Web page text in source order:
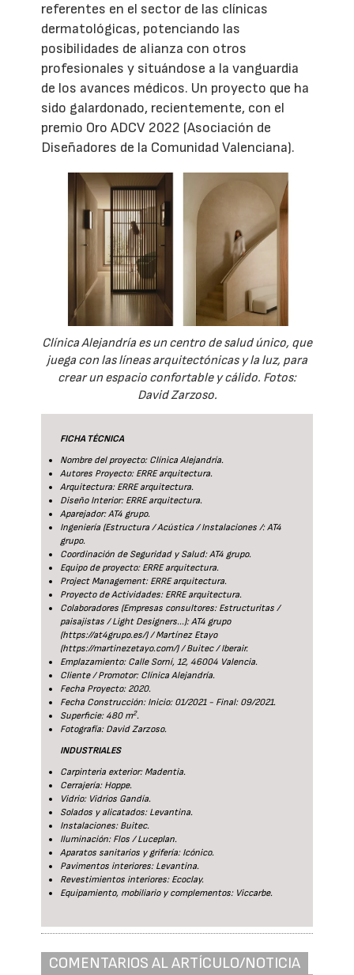
referentes en el sector de las clínicas
dermatológicas, potenciando las
posibilidades de alianza con otros
profesionales y situándose a la vanguardia
de los avances médicos. Un proyecto que ha
sido galardonado, recientemente, con el
premio Oro ADCV 2022 (Asociación de
Diseñadores de la Comunidad Valenciana).
Clínica Alejandría es un centro de salud único, que
juega con las líneas arquitectónicas y la luz, para
crear un espacio confortable y cálido. Fotos:
David Zarzoso.
FICHA TÉCNICA
Nombre del proyecto: Clínica Alejandría.
Autores Proyecto: ERRE arquitectura.
Arquitectura: ERRE arquitectura.
Diseño Interior: ERRE arquitectura.
Aparejador: AT4 grupo.
Ingeniería (Estructura / Acústica / Instalaciones /: AT4
grupo.
Coordinación de Seguridad y Salud: AT4 grupo.
Equipo de proyecto: ERRE arquitectura.
Project Management: ERRE arquitectura.
Proyecto de Actividades: ERRE arquitectura.
Colaboradores (Empresas consultores: Estructuritas /
paisajistas / Light Designers...): AT4 grupo
(https://at4grupo.es/) / Martínez Etayo
(https://martinezetayo.com/) / Buitec / Iberair.
Emplazamiento: Calle Sorní, 12, 46004 Valencia.
Cliente / Promotor: Clínica Alejandría.
Fecha Proyecto: 2020.
Fecha Construcción: Inicio: 01/2021 - Final: 09/2021.
Superficie: 480 m2.
Fotografía: David Zarzoso.
INDUSTRIALES
Carpinteria exterior: Madentia.
Cerrajería: Hoppe.
Vidrio: Vidrios Gandía.
Solados y alicatados: Levantina.
Instalaciones: Buitec.
Iluminación: Flos / Luceplan.
Aparatos sanitarios y grifería: Icónico.
Pavimentos interiores: Levantina.
Revestimientos interiores: Ecoclay.
Equipamiento, mobiliario y complementos: Viccarbe.
COMENTARIOS AL ARTÍCULO/NOTICIA